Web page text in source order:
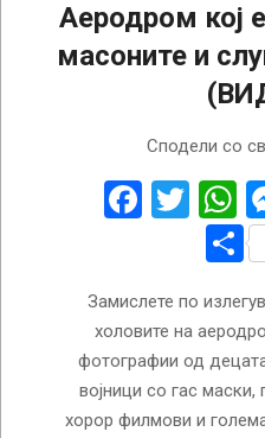
Аеродром кој
масоните и
Сподели со
Замислете по
холовите на
фотографии од
војници со гас
хорор филмови и